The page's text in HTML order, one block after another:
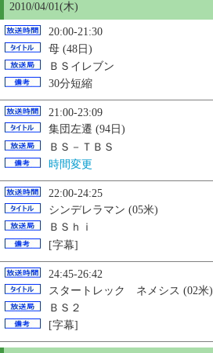
2010/04/01(木)
20:00-21:30
母 (48日)
ＢＳイレブン
30分短縮
21:00-23:09
集団左遷 (94日)
ＢＳ－ＴＢＳ
時間変更
22:00-24:25
シンデレラマン (05米)
ＢＳｈｉ
[字幕]
24:45-26:42
スタートレック ネメシス (02米)
ＢＳ２
[字幕]